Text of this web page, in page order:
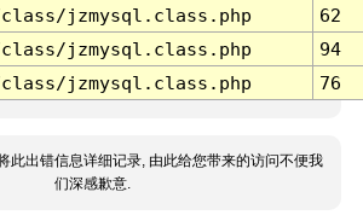
jzmysql.class.php
62
jzmysql.class.php
94
jzmysql.class.php 76
此出错信息详细记录, 由此给您带来的访问不便我
们深感歉意.